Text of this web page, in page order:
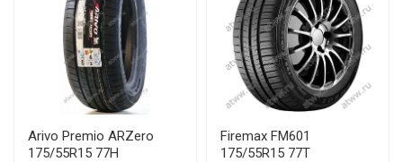
Arivo Premio ARZero
175/55R15 77H
Firemax FM601
175/55R15 77T